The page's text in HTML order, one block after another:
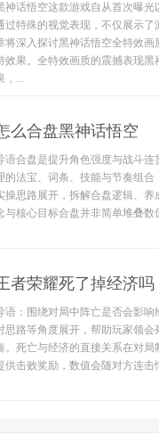
神话悟空这款游戏自从首次曝
过特殊的视觉表现，不仅展示
将深入探讨黑神话悟空全特效
效果。全特效画质的震撼表现
，...
么合盘黑神话悟空
语合盘是提升角色强度与战斗
的法宝、词条、技能与节奏组
操思路展开，拆解合盘逻辑、
与核心目标合盘并非简单堆叠数
者荣耀死了掉经济吗
语：围绕对局中阵亡是否会影
思路等角度展开，帮助玩家领
。死亡与经济的直接关系在对
供击败奖励，数值会随对方连